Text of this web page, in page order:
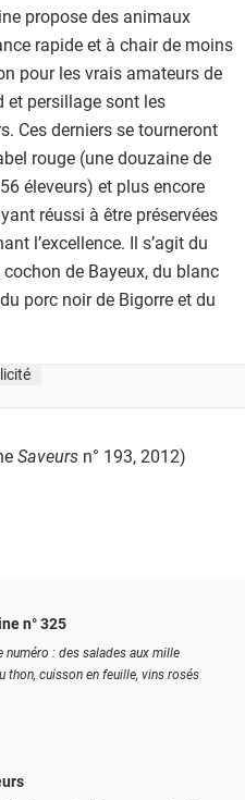
propose des animaux
rapide et à chair de moins
pour les vrais amateurs de
et persillage sont les
Ces derniers se tourneront
rouge (une douzaine de
éleveurs) et plus encore
réussi à être préservées
l’excellence. Il s’agit du
de Bayeux, du blanc
porc noir de Bigorre et du
Saveurs n° 193, 2012)
n° 325
numéro : des salades aux mille
thon, cuisson en feuille, vins rosés